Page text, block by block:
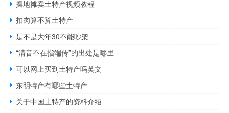
摆地摊卖土特产视频教程
扣肉算不算土特产
是不是大年30不能吵架
“清音不在指端传”的出处是哪里
可以网上买到土特产吗英文
东明特产有哪些土特产
关于中国土特产的资料介绍